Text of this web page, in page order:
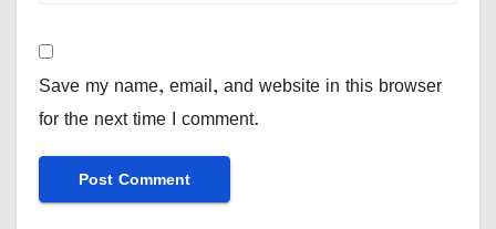
Save my name, email, and website in this browser
for the next time I comment.